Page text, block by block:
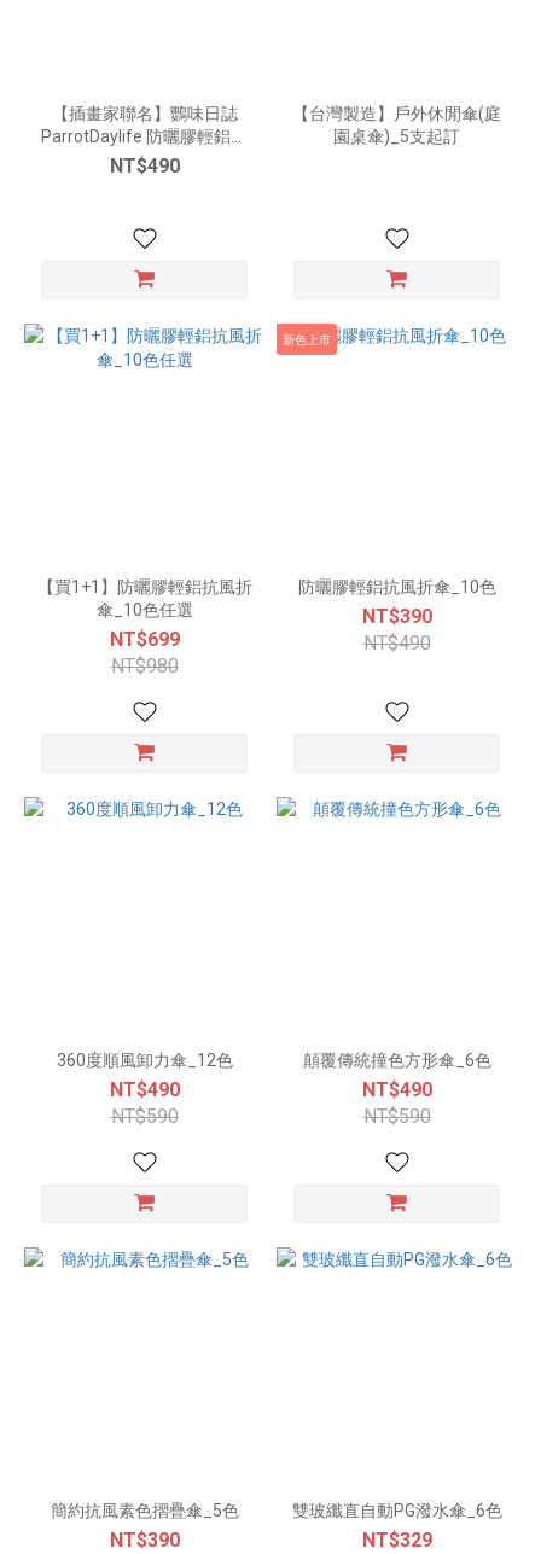
【插畫家聯名】鸚味日誌
ParrotDaylife 防曬膠輕鋁抗
風折傘_10色
NT$490
【台灣製造】戶外休閒傘(庭
園桌傘)_5支起訂
【買1+1】防曬膠輕鋁抗風折
傘_10色任選
NT$699
NT$980
新色上市
防曬膠輕鋁抗風折傘_10色
NT$390
NT$490
360度順風卸力傘_12色
NT$490
NT$590
顛覆傳統撞色方形傘_6色
NT$490
NT$590
簡約抗風素色摺疊傘_5色
NT$390
雙玻纖直自動PG潑水傘_6色
NT$329